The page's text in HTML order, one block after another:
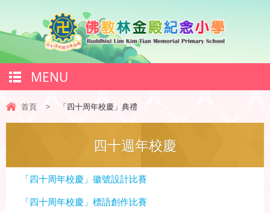
MENU
首頁 > 「四十周年校慶」典禮
四十週年校慶
「四十周年校慶」徽號設計比賽
「四十周年校慶」標語創作比賽